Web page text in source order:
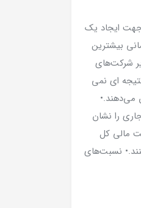
جهت ایجاد یک
بیشترین
شرکت‌های
ای نمی
می‌دهند.•
را نشان
مالی کل
نسبت‌های